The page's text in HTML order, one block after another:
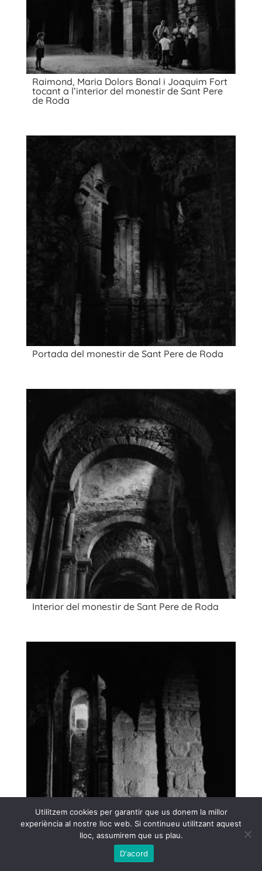
Raimond, Maria Dolors Bonal i Joaquim Fort
tocant a l’interior del monestir de Sant Pere
de Roda
Portada del monestir de Sant Pere de Roda
Interior del monestir de Sant Pere de Roda
Interior del monestir de Sant Pere de Roda
Utilitzem cookies per garantir que us donem la millor
experiència al nostre lloc web. Si continueu utilitzant aquest
lloc, assumirem que us plau.
D'acord